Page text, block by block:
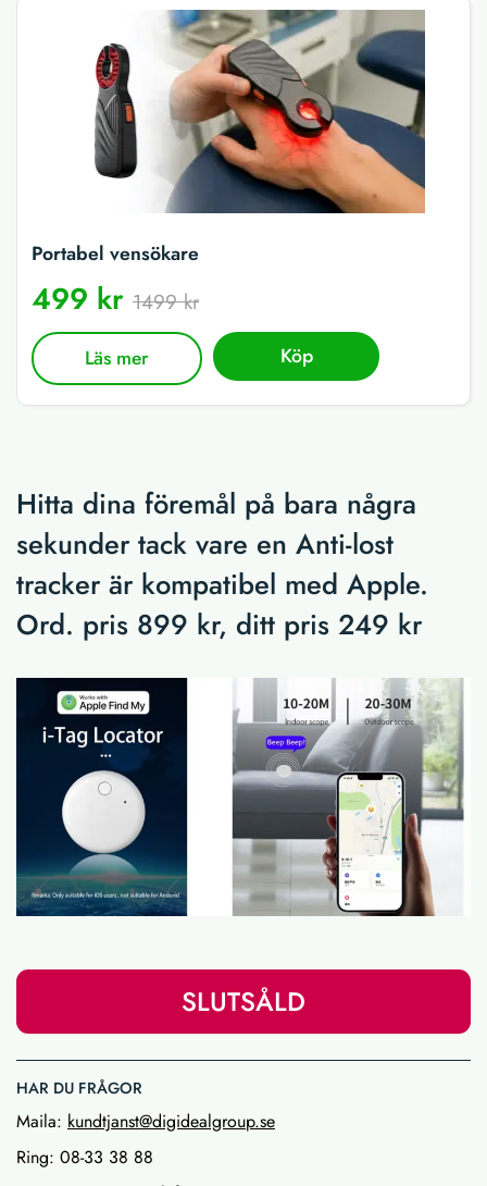
Portabel vensökare
499 kr 1499 kr
Läs mer Köp
Hitta dina föremål på bara några
sekunder tack vare en Anti-lost
tracker är kompatibel med Apple.
Ord. pris 899 kr, ditt pris 249 kr
SLUTSÅLD
HAR DU FRÅGOR
Maila: kundtjanst@digidealgroup.se
Ring: 08-33 38 88